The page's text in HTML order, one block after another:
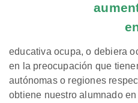
educativa ocupa, o debiera
en la preocupación que
autónomas o regiones
obtiene nuestro alumnado